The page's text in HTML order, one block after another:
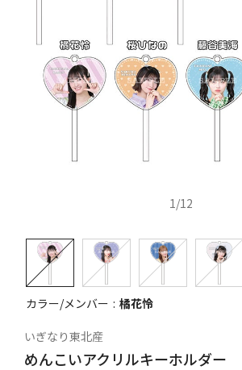
1/12
カラー/メンバー 橘花怜
いぎなり東北産
めんこいアクリルキーホルダー